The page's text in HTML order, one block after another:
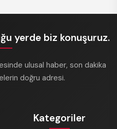
yerde biz konuşuruz.
ulusal haber, son dakika
doğru adresi.
Kategoriler